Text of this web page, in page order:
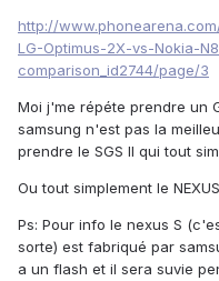
http://
LG-Optimus-2X-vs-Nokia-
comparison_id2744/page/3
Moi j'me répéte prendre un
samsung n'est pas la
prendre le SGS II qui tout
Ou tout simplement le
Ps: Pour info le nexus S
sorte) est fabriqué par
a un flash et il sera suvie